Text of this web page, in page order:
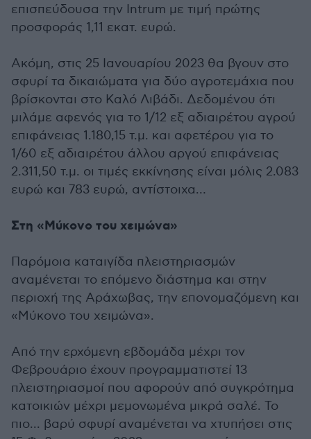
επισπεύδουσα την Intrum με τιμή πρώτης
προσφοράς 1,11 εκατ. ευρώ.
Ακόμη, στις 25 Ιανουαρίου 2023 θα βγουν στο
σφυρί τα δικαιώματα για δύο αγροτεμάχια που
βρίσκονται στο Καλό Λιβάδι. Δεδομένου ότι
μιλάμε αφενός για το 1/12 εξ αδιαιρέτου αγρού
επιφάνειας 1.180,15 τ.μ. και αφετέρου για το
1/60 εξ αδιαιρέτου άλλου αργού επιφάνειας
2.311,50 τ.μ. οι τιμές εκκίνησης είναι μόλις 2.083
ευρώ και 783 ευρώ, αντίστοιχα…
Στη «Μύκονο του χειμώνα»
Παρόμοια καταιγίδα πλειστηριασμών
αναμένεται το επόμενο διάστημα και στην
περιοχή της Αράχωβας, την επονομαζόμενη και
«Μύκονο του χειμώνα».
Από την ερχόμενη εβδομάδα μέχρι τον
Φεβρουάριο έχουν προγραμματιστεί 13
πλειστηριασμοί που αφορούν από συγκρότημα
κατοικιών μέχρι μεμονωμένα μικρά σαλέ. Το
πιο... βαρύ σφυρί αναμένεται να χτυπήσει στις